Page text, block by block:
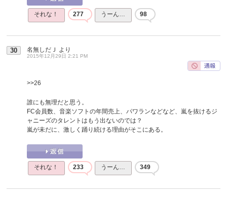
それな！ 277 うーん… 98
30 名無しだＪ より
2015年12月29日 2:21 PM
>>26
誰にも無理だと思う。
FC会員数、音楽ソフトの年間売上、パワランなどなど、嵐を抜けるジ
ャニーズのタレントはもう出ないのでは？
嵐が未だに、激しく踊り続ける理由がそこにある。
それな！ 233 うーん… 349